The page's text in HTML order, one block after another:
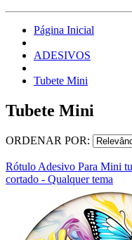
Página Inicial
ADESIVOS
Tubete Mini
Tubete Mini
ORDENAR POR:
Rótulo Adesivo Para Mini
cortado - Qualquer tema